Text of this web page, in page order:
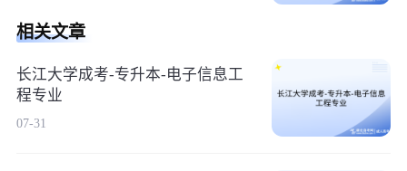
相关文章
长江大学成考-专升本-电子信息工
程专业
07-31